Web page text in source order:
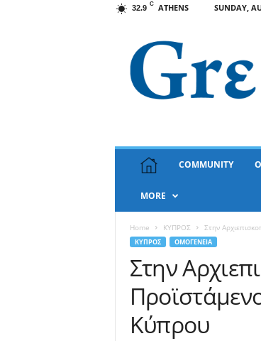
32.9 C ATHENS SUNDAY,
k
COMMUNITY
MORE
Home ΚΥΠΡΟΣ Στην
ΚΥΠΡΟΣ ΟΜΟΓΕΝΕΙΑ
Στην
Κύπρου